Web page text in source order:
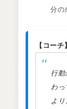
分の
【コーチ】
行動
わっ
よ